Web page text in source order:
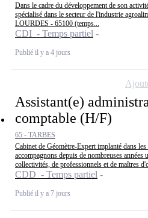
Dans le cadre du développement de son
spécialisé dans le secteur de l'industrie
LOURDES - 65100 (temps...
CDI - Temps partiel
Publié il y a 4 jours
Assistant(e)
comptable (H/F)
65 - TARBES
Cabinet de Géomètre-Expert implanté dans
accompagnons depuis de nombreuses années
collectivités, de professionnels et de maîtres
CDD - Temps partiel
Publié il y a 7 jours